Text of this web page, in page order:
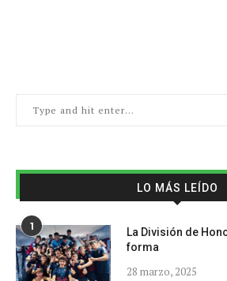
LO MÁS LEÍDO
1
La División de
forma
28 marzo, 2025